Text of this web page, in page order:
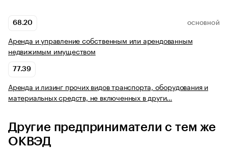
68.20 ОСНОВНОЙ
Аренда и управление собственным или арендованным
недвижимым имуществом
77.39
Аренда и лизинг прочих видов транспорта, оборудования и
материальных средств, не включенных в други…
Другие предприниматели с тем же
ОКВЭД